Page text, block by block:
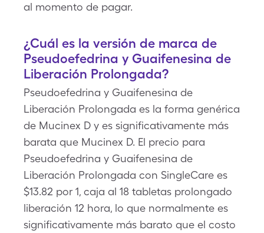
al momento de pagar.
¿Cuál es la versión de marca de
Pseudoefedrina y Guaifenesina de
Liberación Prolongada?
Pseudoefedrina y Guaifenesina de
Liberación Prolongada es la forma genérica
de Mucinex D y es significativamente más
barata que Mucinex D. El precio para
Pseudoefedrina y Guaifenesina de
Liberación Prolongada con SingleCare es
$13.82 por 1, caja al 18 tabletas prolongado
liberación 12 hora, lo que normalmente es
significativamente más barato que el costo